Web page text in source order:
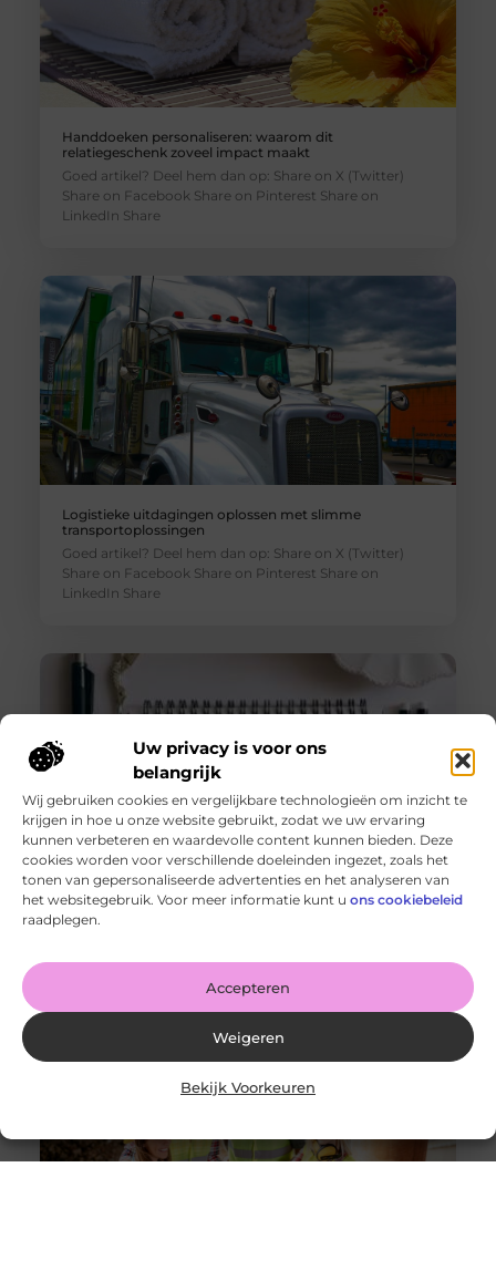
Uw privacy is voor ons
belangrijk
Wij gebruiken cookies en vergelijkbare technologieën om inzicht te
krijgen in hoe u onze website gebruikt, zodat we uw ervaring
kunnen verbeteren en waardevolle content kunnen bieden. Deze
cookies worden voor verschillende doeleinden ingezet, zoals het
tonen van gepersonaliseerde advertenties en het analyseren van
het websitegebruik. Voor meer informatie kunt u ons cookiebeleid
raadplegen.
Accepteren
Weigeren
Bekijk Voorkeuren
Handdoeken personaliseren: waarom dit
relatiegeschenk zoveel impact maakt
Goed artikel? Deel hem dan op: Share on X (Twitter)
Share on Facebook Share on Pinterest Share on
LinkedIn Share
Logistieke uitdagingen oplossen met slimme
transportoplossingen
Goed artikel? Deel hem dan op: Share on X (Twitter)
Share on Facebook Share on Pinterest Share on
LinkedIn Share
De voordelen van het drukken van kalenders voor jouw
bedrijf!
Goed artikel? Deel hem dan op: Share on X (Twitter)